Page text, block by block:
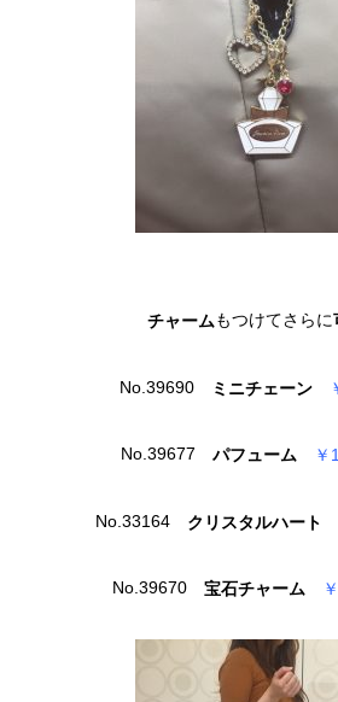
チャームもつけてさらに
No.39690 ミニチェーン
No.39677 パフューム ￥
No.33164 クリスタルハート
No.39670 宝石チャーム